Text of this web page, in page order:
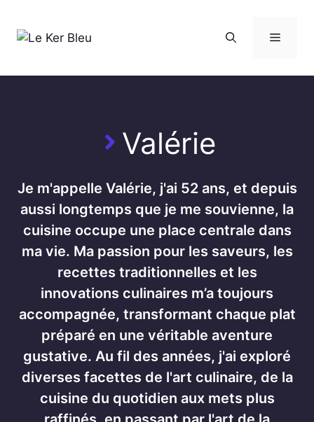
contenu
Menu
Valérie
Je m'appelle Valérie, j'ai 52 ans, et depuis
aussi longtemps que je me souvienne, la
cuisine occupe une place centrale dans
ma vie. Ma passion pour les saveurs, les
recettes traditionnelles et les
innovations culinaires m’a toujours
accompagnée, transformant chaque plat
préparé en une véritable aventure
gustative. Au fil des années, j'ai exploré
diverses facettes de l'art culinaire, de la
cuisine du quotidien aux mets plus